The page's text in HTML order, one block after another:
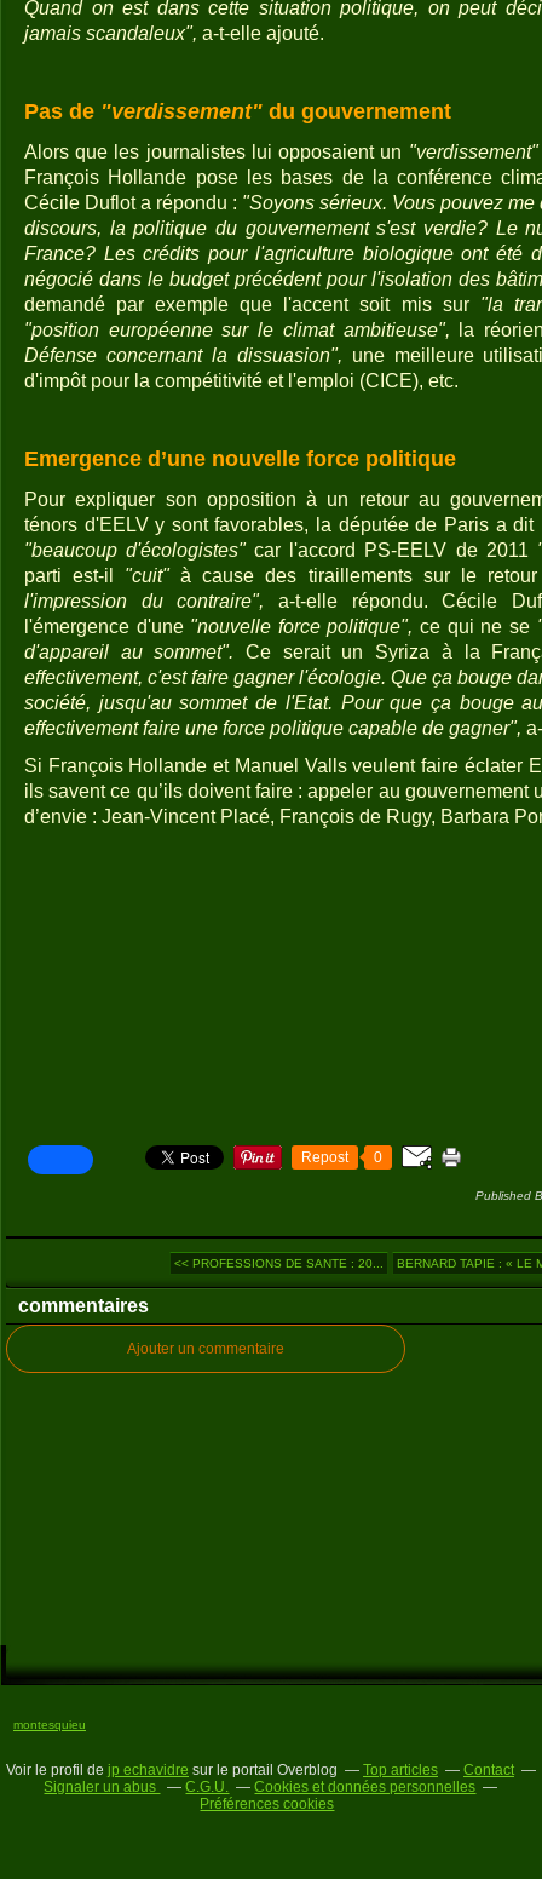
Quand on est dans cette situation politique, on peut
jamais scandaleux", a-t-elle ajouté.
Pas de "verdissement" du gouvernement
Alors que les journalistes lui opposaient un "verdissement"
François Hollande pose les bases de la conférence
Cécile Duflot a répondu : "Soyons sérieux. Vous pouvez
discours, la politique du gouvernement s'est verdie? Le
France? Les crédits pour l'agriculture biologique ont été
négocié dans le budget précédent pour l'isolation des
demandé par exemple que l'accent soit mis sur "la
"position européenne sur le climat ambitieuse", la
Défense concernant la dissuasion", une meilleure
d'impôt pour la compétitivité et l'emploi (CICE), etc.
Emergence d’une nouvelle force politique
Pour expliquer son opposition à un retour au
ténors d'EELV y sont favorables, la députée de Paris a dit
"beaucoup d'écologistes"car l'accord PS-EELV de 2011
parti est-il "cuit"à cause des tiraillements sur le
l'impression du contraire", a-t-elle répondu. Cécile
l'émergence d'une "nouvelle force politique", ce qui ne se
d'appareil au sommet". Ce serait un Syriza à la
effectivement, c'est faire gagner l'écologie. Que ça bouge
société, jusqu'au sommet de l'Etat. Pour que ça bouge
effectivement faire une force politique capable de gagner",
Si François Hollande et Manuel Valls veulent faire éclater
ils savent ce qu’ils doivent faire : appeler au gouvernement
d’envie : Jean-Vincent Placé, François de Rugy, Barbara
Repost 0
Published
<< PROFESSIONS DE SANTE : 20... BERNARD TAPIE : « LE
commentaires
Ajouter un commentaire
montesquieu
Voir le profil de jp echavidre sur le portail Overblog Top articles
Contact
Signaler un abus
C.G.U.
Cookies et données personnelles
Préférences cookies